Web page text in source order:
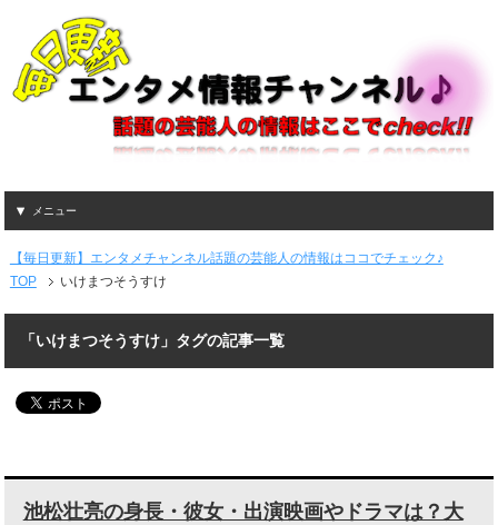
メニュー
【毎日更新】エンタメチャンネル話題の芸能人の情報はココでチェック♪
TOP
いけまつそうすけ
「いけまつそうすけ」タグの記事一覧
池松壮亮の身長・彼女・出演映画やドラマは？大